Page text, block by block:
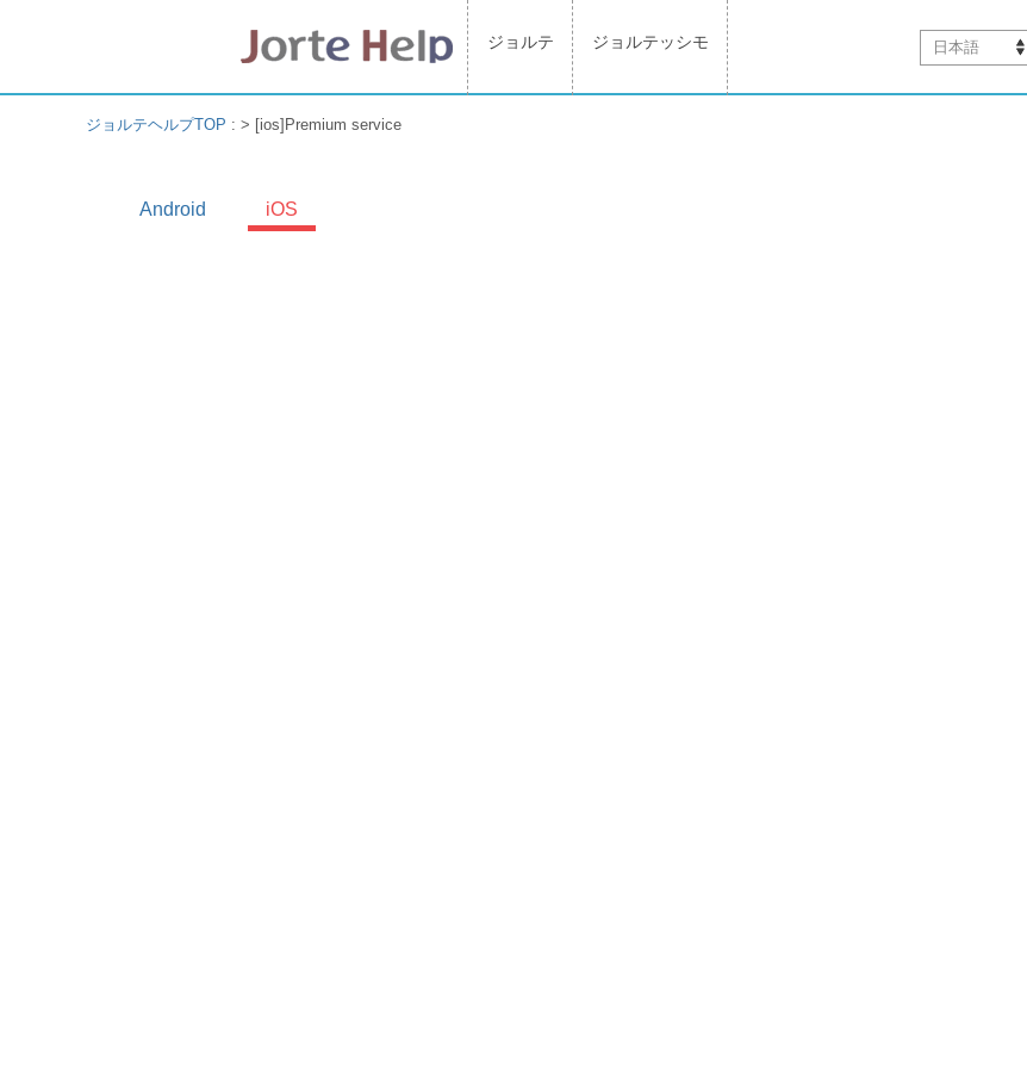
ジョルテ ジョルテッシモ 日本語
ジョルテヘルプTOP : > [ios]Premium service
Android iOS